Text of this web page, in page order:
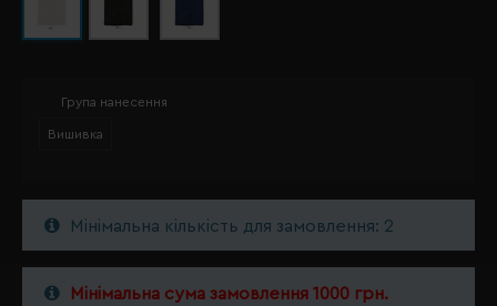
Група нанесення
Вишивка
Мінімальна кількість для замовлення: 2
Мінімальна сума замовлення 1000 грн.